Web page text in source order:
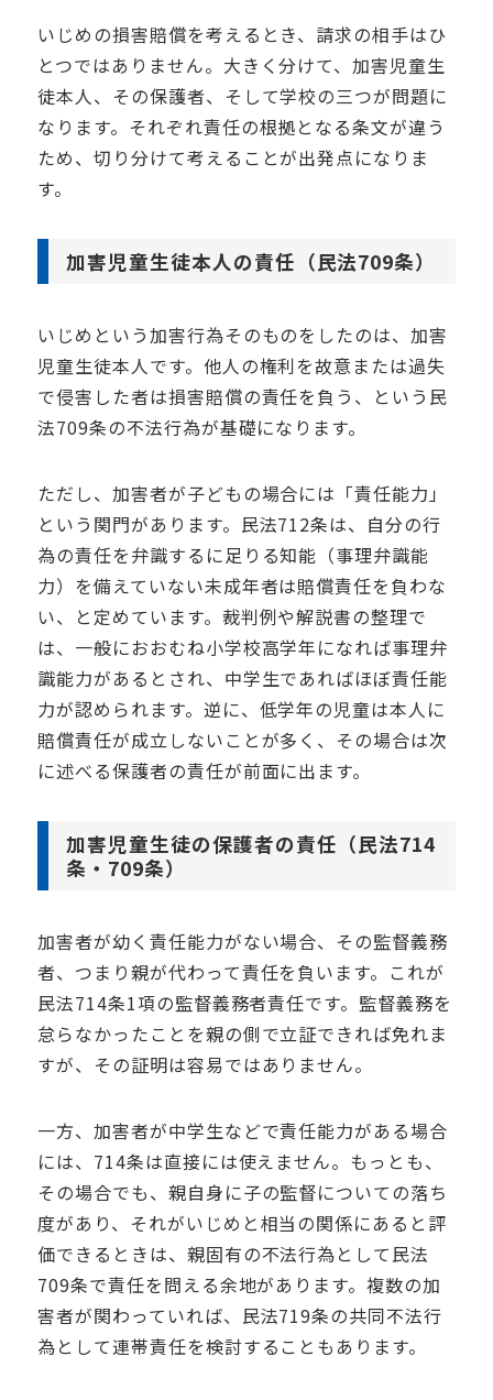
いじめの損害賠償を考えるとき、請求の相手はひ
とつではありません。大きく分けて、加害児童生
徒本人、その保護者、そして学校の三つが問題に
なります。それぞれ責任の根拠となる条文が違う
ため、切り分けて考えることが出発点になりま
す。
加害児童生徒本人の責任（民法709条）
いじめという加害行為そのものをしたのは、加害
児童生徒本人です。他人の権利を故意または過失
で侵害した者は損害賠償の責任を負う、という民
法709条の不法行為が基礎になります。
ただし、加害者が子どもの場合には「責任能力」
という関門があります。民法712条は、自分の行
為の責任を弁識するに足りる知能（事理弁識能
力）を備えていない未成年者は賠償責任を負わな
い、と定めています。裁判例や解説書の整理で
は、一般におおむね小学校高学年になれば事理弁
識能力があるとされ、中学生であればほぼ責任能
力が認められます。逆に、低学年の児童は本人に
賠償責任が成立しないことが多く、その場合は次
に述べる保護者の責任が前面に出ます。
加害児童生徒の保護者の責任（民法714
条・709条）
加害者が幼く責任能力がない場合、その監督義務
者、つまり親が代わって責任を負います。これが
民法714条1項の監督義務者責任です。監督義務を
怠らなかったことを親の側で立証できれば免れま
すが、その証明は容易ではありません。
一方、加害者が中学生などで責任能力がある場合
には、714条は直接には使えません。もっとも、
その場合でも、親自身に子の監督についての落ち
度があり、それがいじめと相当の関係にあると評
価できるときは、親固有の不法行為として民法
709条で責任を問える余地があります。複数の加
害者が関わっていれば、民法719条の共同不法行
為として連帯責任を検討することもあります。